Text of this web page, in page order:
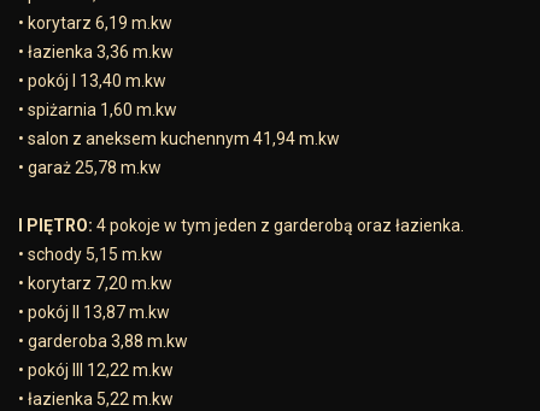
• korytarz 6,19 m.kw
• łazienka 3,36 m.kw
• pokój I 13,40 m.kw
• spiżarnia 1,60 m.kw
• salon z aneksem kuchennym 41,94 m.kw
• garaż 25,78 m.kw
I PIĘTRO: 4 pokoje w tym jeden z garderobą oraz łazienka.
• schody 5,15 m.kw
• korytarz 7,20 m.kw
• pokój II 13,87 m.kw
• garderoba 3,88 m.kw
• pokój III 12,22 m.kw
• łazienka 5,22 m.kw